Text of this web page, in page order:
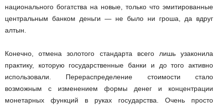
национального богатства на новые, только что эмитированные
центральным банком деньги — не было ни гроша, да вдруг
алтын.
Конечно, отмена золотого стандарта всего лишь узаконила
практику, которую государственные банки и до того активно
использовали. Перераспределение стоимости стало
возможным с изменением формы денег и концентрации
монетарных функций в руках государства. Очень просто